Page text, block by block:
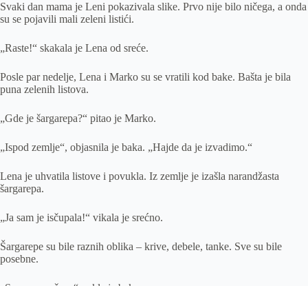
Svaki dan mama je Leni pokazivala slike. Prvo nije bilo ničega, a onda
su se pojavili mali zeleni listići.
„Raste!“ skakala je Lena od sreće.
Posle par nedelje, Lena i Marko su se vratili kod bake. Bašta je bila
puna zelenih listova.
„Gde je šargarepa?“ pitao je Marko.
„Ispod zemlje“, objasnila je baka. „Hajde da je izvadimo.“
Lena je uhvatila listove i povukla. Iz zemlje je izašla narandžasta
šargarepa.
„Ja sam je isčupala!“ vikala je srećno.
Šargarepe su bile raznih oblika – krive, debele, tanke. Sve su bile
posebne.